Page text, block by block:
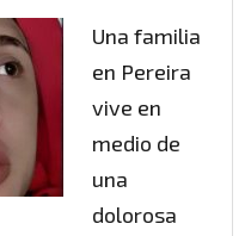
Una familia
en Pereira
vive en
medio de
una
dolorosa